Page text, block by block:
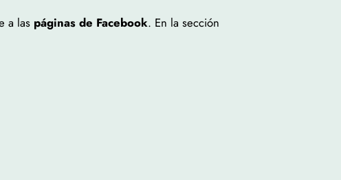
a las páginas de Facebook. En la sección